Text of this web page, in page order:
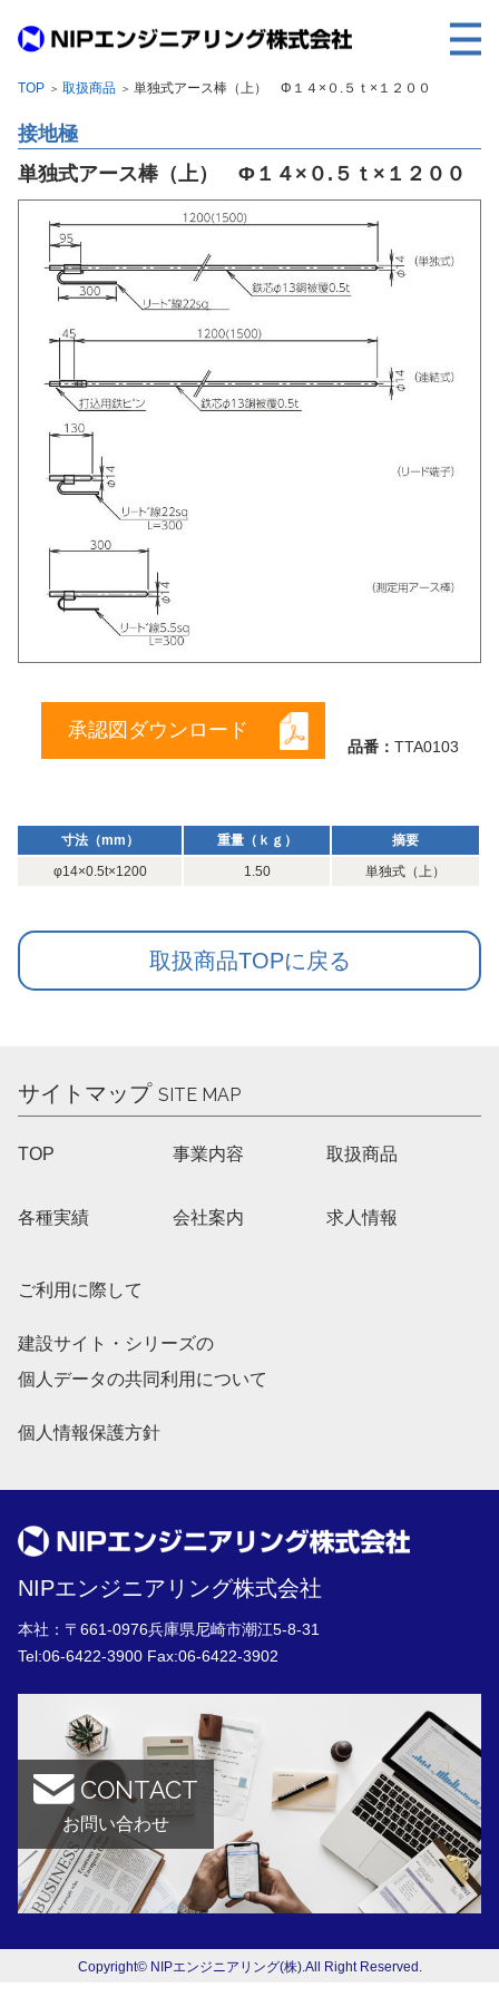
事業内容
取扱製品
各種実績
会社案内
建設サイト・シリーズの 個人データの共同利用について
個人情報保護方針
TOP ＞ 取扱商品 ＞ 単独式アース棒（上） Φ１４×０.５ｔ×１２００
接地極
単独式アース棒（上） Φ１４×０.５ｔ×１２００
承認図ダウンロード
品番： TTA0103
寸法（mm） 重量（ｋｇ）
摘要
φ14×0.5t×1200
1.50 単独式（上）
取扱商品TOPに戻る
サイトマップ SITE MAP
TOP 事業内容 取扱商品
各種実績 会社案内 求人情報
ご利用に際して
建設サイト・シリーズの
個人データの共同利用について
個人情報保護方針
NIPエンジニアリング株式会社
本社：〒661-0976兵庫県尼崎市潮江5-8-31
Tel:06-6422-3900 Fax:06-6422-3902
CONTACT
お問い合わせ
Copyright© NIPエンジニアリング(株).All Right Reserved.